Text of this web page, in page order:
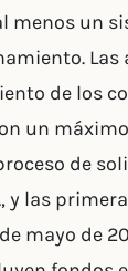
menos un
Las
de los
un
de
y las
mayo de